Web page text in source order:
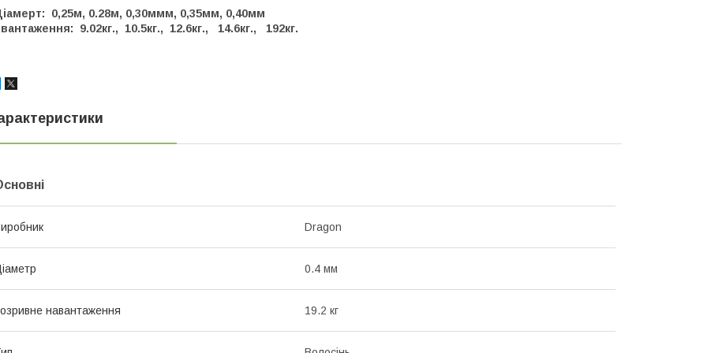
0,25м, 0.28м, 0,30ммм, 0,35мм, 0,40мм
9.02кг., 10.5кг., 12.6кг., 14.6кг., 192кг.
Dragon
0.4 мм
навантаження 19.2 кг